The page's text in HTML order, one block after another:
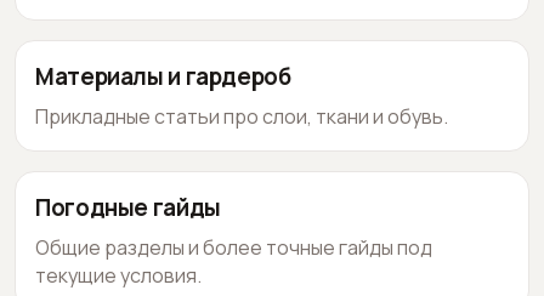
Материалы и гардероб
Прикладные статьи про слои, ткани и обувь.
Погодные гайды
Общие разделы и более точные гайды под
текущие условия.